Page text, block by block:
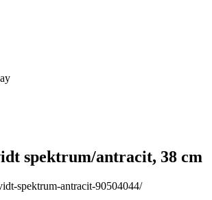
spektrum/antracit, 38 cm
spektrum-antracit-90504044/